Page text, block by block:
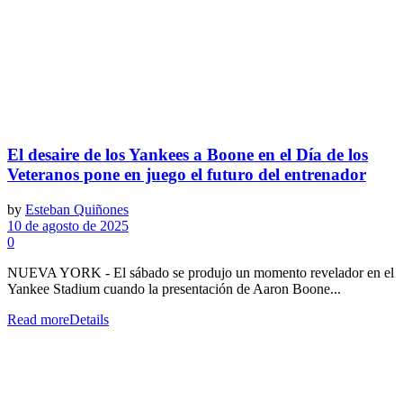
El desaire de los Yankees a Boone en el Día de los
Veteranos pone en juego el futuro del entrenador
by Esteban Quiñones
10 de agosto de 2025
0
NUEVA YORK - El sábado se produjo un momento revelador en el
Yankee Stadium cuando la presentación de Aaron Boone...
Read moreDetails